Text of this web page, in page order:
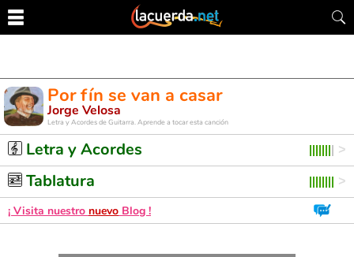
Por fín se van a casar
Jorge Velosa
Letra y Acordes de Guitarra. Aprende a tocar esta canción
Letra y Acordes
Tablatura
¡ Visita nuestro nuevo Blog !